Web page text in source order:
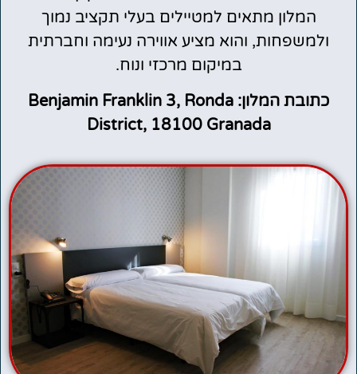
המלון מתאים למטיילים בעלי תקציב נמוך
ולמשפחות, והוא מציע אווירה נעימה וחברתית
במיקום מרכזי ונוח.
כתובת המלון: Benjamin Franklin 3, Ronda
District, 18100 Granada